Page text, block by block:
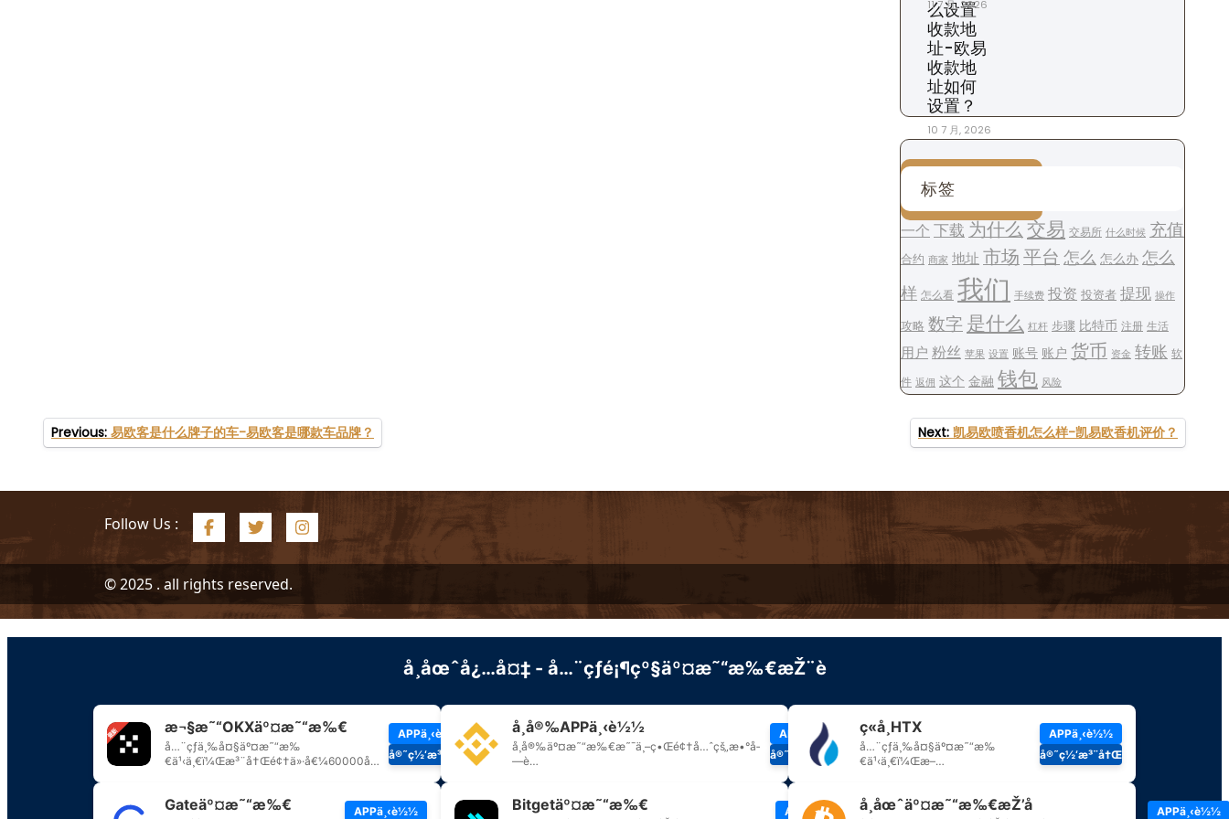
11 7 月, 2026
么设置
收款地
址-欧易
收款地
址如何
设置？
10 7 月, 2026
标签
一个 下载 为什么 交易 交易所 什么时候 充值
合约 商家 地址 市场 平台 怎么 怎么办 怎么
样 怎么看 我们 手续费 投资 投资者 提现 操作
攻略 数字 是什么 杠杆 步骤 比特币 注册 生活
用户 粉丝 苹果 设置 账号 账户 货币 资金 转账 软
件 返佣 这个 金融 钱包 风险
文
章
导
Previous: 易欧客是什么牌子的车-易欧客是哪款车品牌？ Next: 凯易欧喷香机怎么样-凯易欧香机评价？
Follow Us :
© 2025 . all rights reserved.